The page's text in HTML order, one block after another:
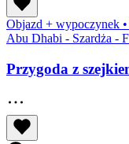
Objazd + wypoczynek •
Abu Dhabi - Szardża -
Przygoda z